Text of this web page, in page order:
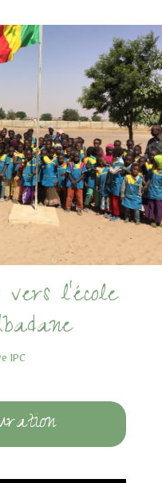
vers l'école
IPC